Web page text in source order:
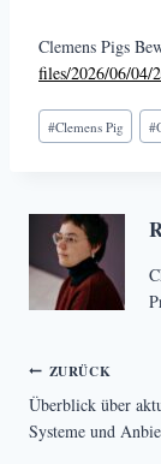
Clemens Pigs
files/2026/06/04/
Schlagworte:
#Clemens Pig #
ZURÜCK
Überblick über
Systeme und